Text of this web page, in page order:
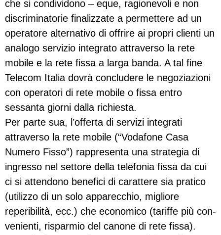
che si condividono – eque, ragionevoli e non
discriminatorie finalizzate a permettere ad un
operatore alternativo di offrire ai propri clienti un
analogo servizio integrato attra­verso la rete
mobile e la rete fissa a larga banda. A tal fine
Telecom Italia dovrà concludere le nego­ziazioni
con operatori di rete mobile o fissa entro
sessanta giorni dalla richiesta.
Per parte sua, l’offerta di servizi integrati
attraverso la rete mobile (“Vodafone Casa
Numero Fisso”) rappresenta una strategia di
ingresso nel settore della telefonia fissa da cui
ci si attendono benefici di carattere sia pratico
(utilizzo di un solo apparecchio, migliore
reperibilità, ecc.) che economico (tariffe più con­
venienti, risparmio del canone di rete fissa).